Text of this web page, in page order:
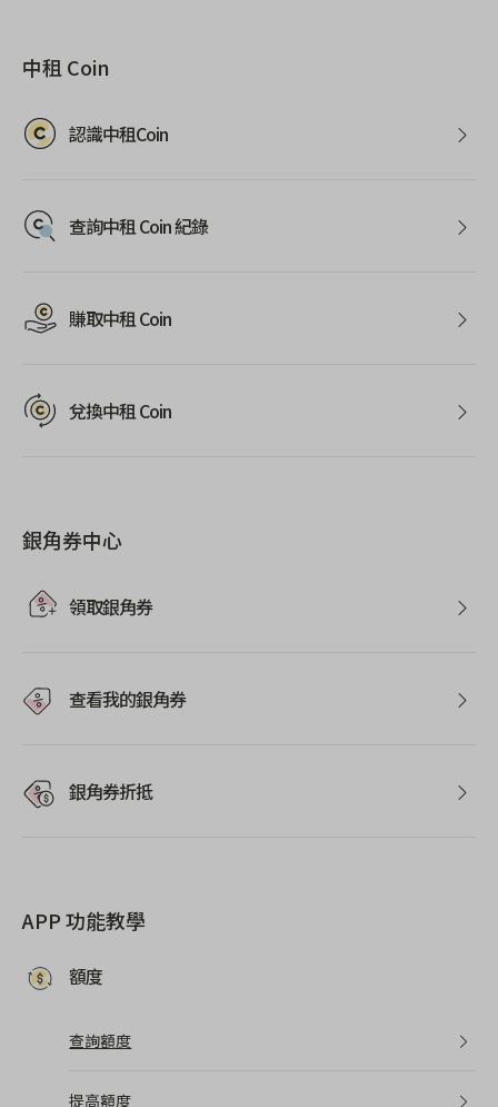
中租 Coin
認識中租Coin
查詢中租 Coin 紀錄
賺取中租 Coin
兌換中租 Coin
銀角券中心
領取銀角券
查看我的銀角券
銀角券折抵
APP 功能教學
額度
查詢額度
提高額度